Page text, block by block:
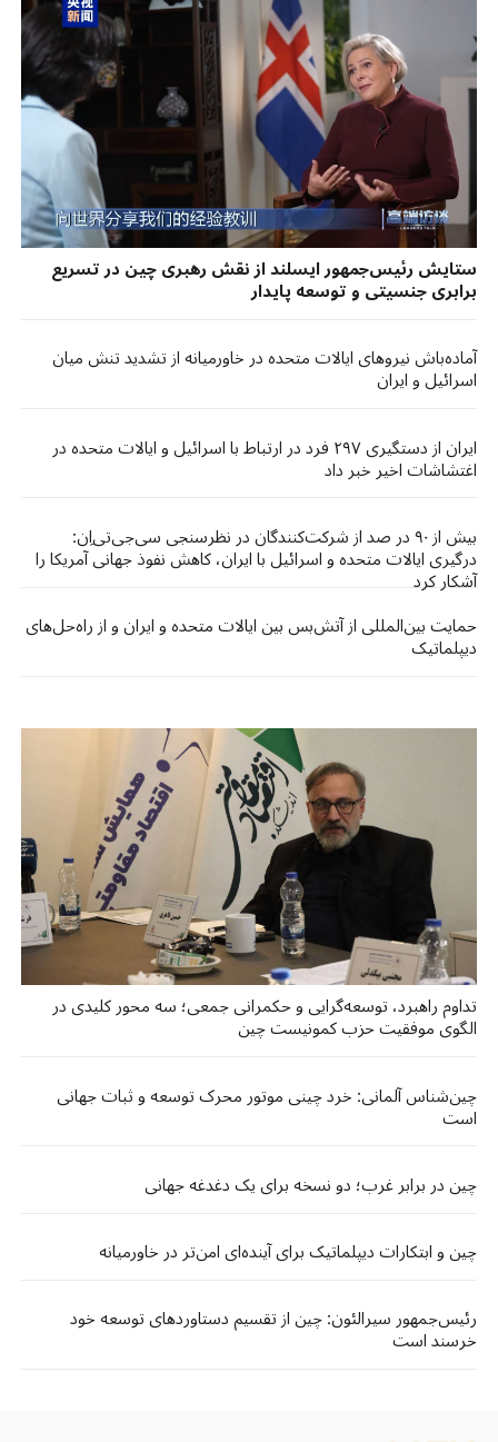
ستایش رئیس‌جمهور ایسلند از نقش رهبری چین در تسریع
برابری جنسیتی و توسعه پایدار
آماده‌باش نیروهای ایالات متحده در خاورمیانه از تشدید تنش میان
اسرائیل و ایران
ایران از دستگیری ۲۹۷ فرد در ارتباط با اسرائیل و ایالات متحده در
اغتشاشات اخیر خبر داد
بیش از ۹۰ در صد از شرکت‌کنندگان در نظرسنجی سی‌جی‌تی‌اِن:
درگیری ایالات متحده و اسرائیل با ایران، کاهش نفوذ جهانی آمریکا را
آشکار کرد
حمایت بین‌المللی از آتش‌بس بین ایالات متحده و ایران و از راه‌حل‌های
دیپلماتیک
تداوم راهبرد، توسعه‌گرایی و حکمرانی جمعی؛ سه محور کلیدی در
الگوی موفقیت حزب کمونیست چین
چین‌شناس آلمانی: خرد چینی موتور محرک توسعه و ثبات جهانی
است
چین در برابر غرب؛ دو نسخه برای یک دغدغه جهانی
چین و ابتکارات دیپلماتیک برای آینده‌ای امن‌تر در خاورمیانه
رئیس‌جمهور سیرالئون: چین از تقسیم دستاوردهای توسعه خود
خرسند است